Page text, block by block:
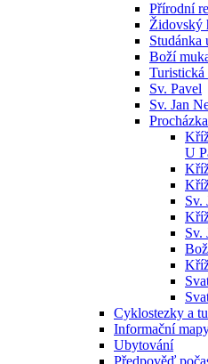
Přírodní
Židovský
Studánka
Boží
Turistická
Sv. Pavel
Sv. Jan
U
Sv.
Sv.
Cyklostezky a
Informační
Ubytování
Předpověď